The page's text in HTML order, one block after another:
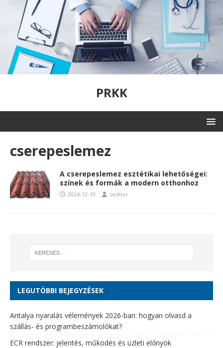
PRKK
cserepeslemez
A cserepeslemez esztétikai lehetőségei:
színek és formák a modern otthonhoz
2024-12-19 seditor
LEGUTÓBBI BEJEGYZÉSEK
Antalya nyaralás vélemények 2026-ban: hogyan olvasd a
szállás- és programbeszámolókat?
ECR rendszer: jelentés, működés és üzleti előnyök